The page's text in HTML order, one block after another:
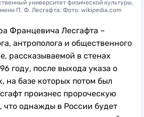
университет физической культуры,
П. Ф. Лесгафта. Фото: wikipedia.com
Францевича Лесгафта –
антрополога и общественного
рассказываемой в стенах
году, после выхода указа о
на базе которых потом был
произнес пророческую
однажды в России будет